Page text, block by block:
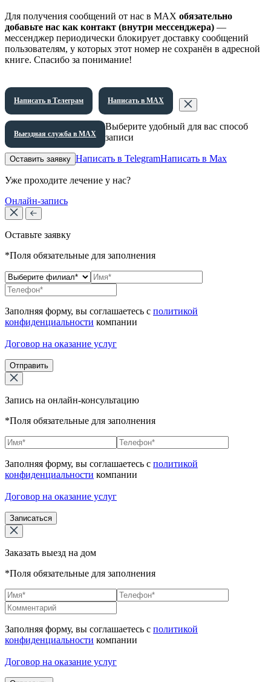
Для получения сообщений от нас в МАХ обязательно
добавьте нас как контакт (внутри мессенджера) —
мессенджер периодически блокирует доставку сообщений
пользователям, у которых этот номер не сохранён в адресной
книге. Спасибо за понимание!
Написать в Телеграм Написать в МАХ
Выездная служба в МАХ
Выберите удобный для вас способ
записи
Оставить заявку Написать в TelegramНаписать в Max
Уже проходите лечение у нас?
Онлайн-запись
Оставьте заявку
*Поля обязательные для заполнения
Заполняя форму, вы соглашаетесь с политикой
конфиденциальности компании
Договор на оказание услуг
Отправить
Запись на онлайн-консультацию
*Поля обязательные для заполнения
Заполняя форму, вы соглашаетесь с политикой
конфиденциальности компании
Договор на оказание услуг
Записаться
Заказать выезд на дом
*Поля обязательные для заполнения
Заполняя форму, вы соглашаетесь с политикой
конфиденциальности компании
Договор на оказание услуг